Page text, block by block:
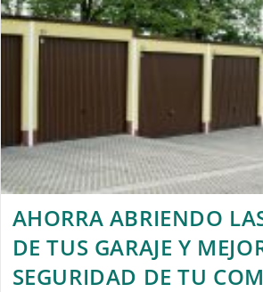
AHORRA ABRIENDO
DE TUS GARAJE Y
SEGURIDAD DE TU